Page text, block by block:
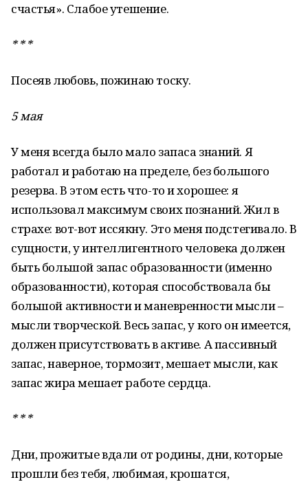
счастья». Слабое утешение.
* * *
Посеяв любовь, пожинаю тоску.
5 мая
У меня всегда было мало запаса знаний. Я
работал и работаю на пределе, без большого
резерва. В этом есть что-то и хорошее: я
использовал максимум своих познаний. Жил в
страхе: вот-вот иссякну. Это меня подстегивало. В
сущности, у интеллигентного человека должен
быть большой запас образованности (именно
образованности), которая способствовала бы
большой активности и маневренности мысли –
мысли творческой. Весь запас, у кого он имеется,
должен присутствовать в активе. А пассивный
запас, наверное, тормозит, мешает мысли, как
запас жира мешает работе сердца.
* * *
Дни, прожитые вдали от родины, дни, которые
прошли без тебя, любимая, крошатся,